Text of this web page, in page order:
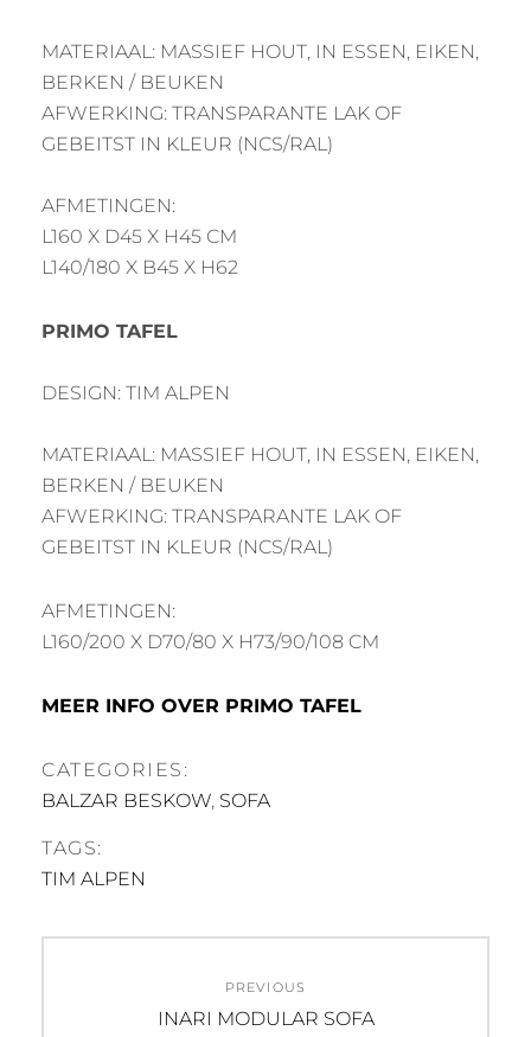
MATERIAAL: MASSIEF HOUT, IN ESSEN, EIKEN,
BERKEN / BEUKEN
AFWERKING: TRANSPARANTE LAK OF
GEBEITST IN KLEUR (NCS/RAL)
AFMETINGEN:
L160 X D45 X H45 CM
L140/180 X B45 X H62
PRIMO TAFEL
DESIGN: TIM ALPEN
MATERIAAL: MASSIEF HOUT, IN ESSEN, EIKEN,
BERKEN / BEUKEN
AFWERKING: TRANSPARANTE LAK OF
GEBEITST IN KLEUR (NCS/RAL)
AFMETINGEN:
L160/200 X D70/80 X H73/90/108 CM
MEER INFO OVER PRIMO TAFEL
CATEGORIES:
BALZAR BESKOW, SOFA
TAGS:
TIM ALPEN
navigation
PREVIOUS
Previous
INARI MODULAR SOFA